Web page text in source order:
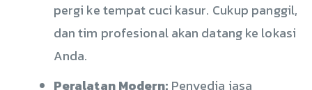
pergi ke tempat cuci kasur. Cukup panggil,
dan tim profesional akan datang ke lokasi
Anda.
Peralatan Modern: Penyedia jasa